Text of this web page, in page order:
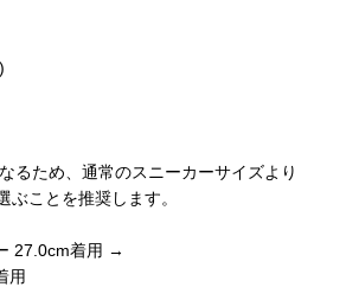
るため、通常のスニーカーサイズより
ぶことを推奨します。
27.0cm着用 →
用